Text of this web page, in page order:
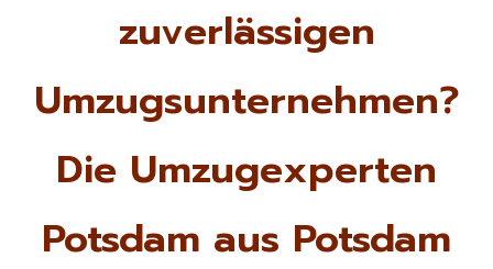
zuverlässigen
Umzugsunternehmen?
Die Umzugexperten
Potsdam aus Potsdam